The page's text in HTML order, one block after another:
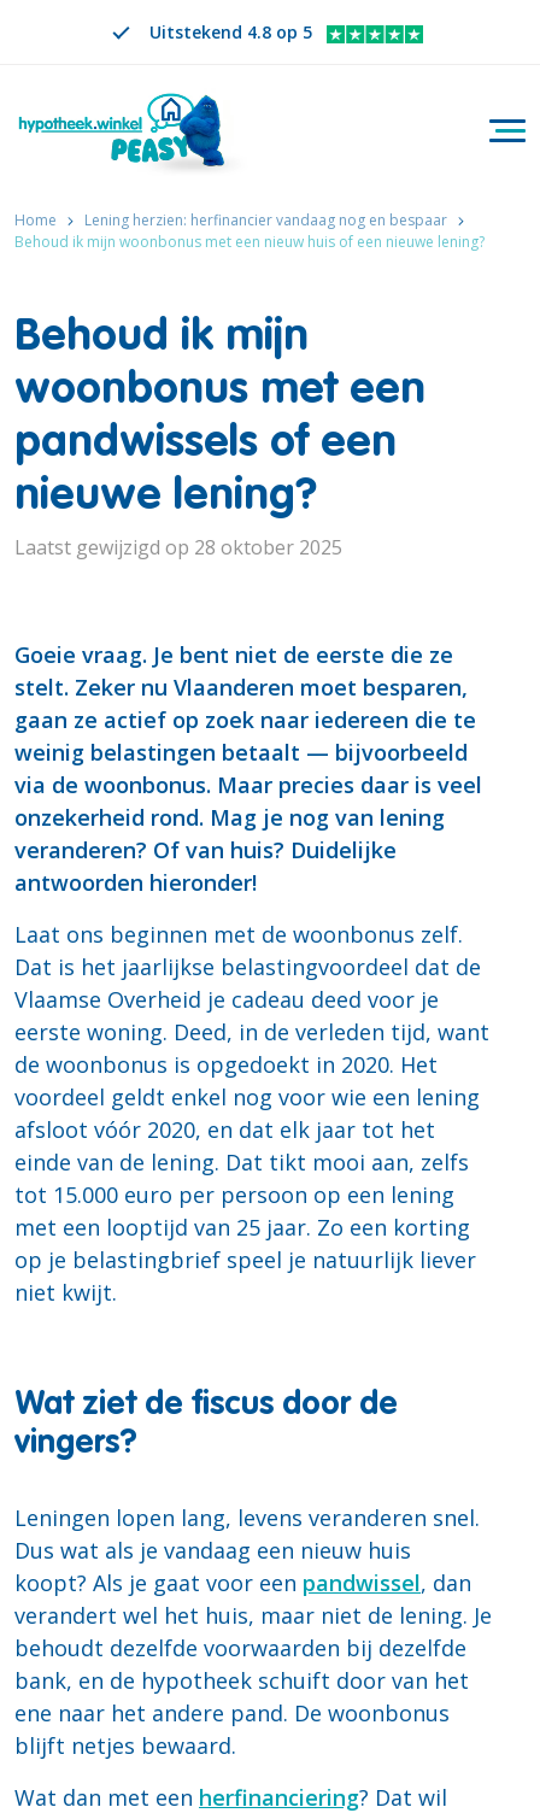
Uitstekend 4.8 op 5
Zoeken
VERANDER TAAL. GESELECTEERDE TAAL IS
NL
Home
Lening herzien: herfinancier vandaag nog en bespaar
Behoud ik mijn woonbonus met een nieuw huis of een nieuwe lening?
Behoud ik mijn
woonbonus met een
pandwissels of een
nieuwe lening?
Laatst gewijzigd op 28 oktober 2025
Goeie vraag. Je bent niet de eerste die ze
stelt. Zeker nu Vlaanderen moet besparen,
gaan ze actief op zoek naar iedereen die te
weinig belastingen betaalt — bijvoorbeeld
via de woonbonus. Maar precies daar is veel
onzekerheid rond. Mag je nog van lening
veranderen? Of van huis? Duidelijke
antwoorden hieronder!
Laat ons beginnen met de woonbonus zelf.
Dat is het jaarlijkse belastingvoordeel dat de
Vlaamse Overheid je cadeau deed voor je
eerste woning. Deed, in de verleden tijd, want
de woonbonus is opgedoekt in 2020. Het
voordeel geldt enkel nog voor wie een lening
afsloot vóór 2020, en dat elk jaar tot het
einde van de lening. Dat tikt mooi aan, zelfs
tot 15.000 euro per persoon op een lening
met een looptijd van 25 jaar. Zo een korting
op je belastingbrief speel je natuurlijk liever
niet kwijt.
Wat ziet de fiscus door de
vingers?
Leningen lopen lang, levens veranderen snel.
Dus wat als je vandaag een nieuw huis
koopt? Als je gaat voor een pandwissel, dan
verandert wel het huis, maar niet de lening. Je
behoudt dezelfde voorwaarden bij dezelfde
bank, en de hypotheek schuift door van het
ene naar het andere pand. De woonbonus
blijft netjes bewaard.
Wat dan met een herfinanciering? Dat wil